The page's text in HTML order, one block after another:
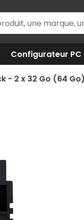
Configurateur PC
- 2 x 32 Go (64